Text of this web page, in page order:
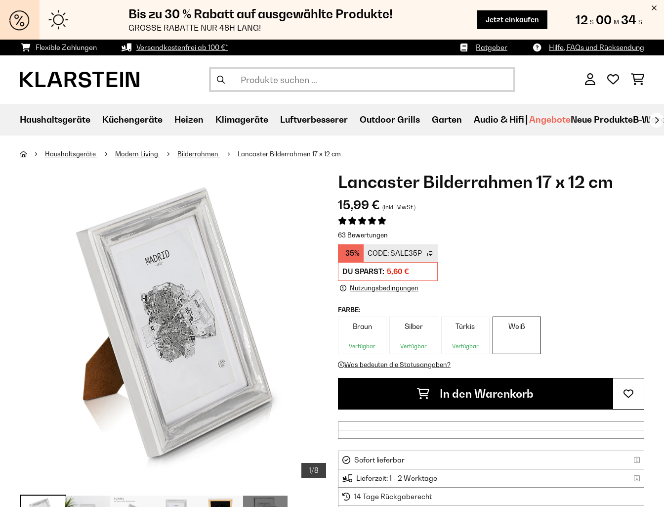
Bis zu 30 % Rabatt auf ausgewählte Produkte!
GROSSE RABATTE NUR 48H LANG!
Jetzt einkaufen 12 S 00 M 33 S
Flexible Zahlungen Versandkostenfrei ab 100 €* Ratgeber Hilfe, FAQs und Rücksendung
Haushaltsgeräte Küchengeräte Heizen Klimageräte Luftverbesserer Outdoor Grills Garten Audio & Hifi AngeboteNeue ProdukteB-
Haushaltsgeräte Modern Living Bilderrahmen Lancaster Bilderrahmen 17 x 12 cm
1/8
Lancaster Bilderrahmen 17 x 12 cm
15,99 € (inkl. MwSt.)
63 Bewertungen
-35% CODE:SALE35P
DU SPARST: 5,60 €
Nutzungsbedingungen
FARBE:
Braun
Verfügbar
Silber
Verfügbar
Türkis
Verfügbar
Weiß
Was bedeuten die Statusangaben?
In den Warenkorb
Sofort lieferbar
Lieferzeit: 1 - 2 Werktage
14 Tage Rückgaberecht